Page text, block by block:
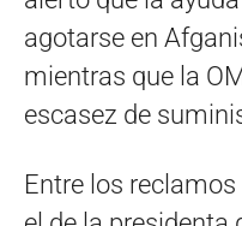
agotarse en
mientras que la
escasez de
Entre los